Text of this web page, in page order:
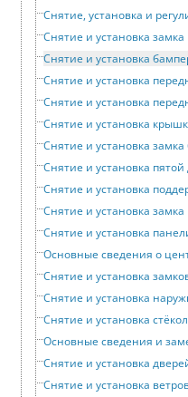
Снятие, установка и
Снятие и установка
Снятие и установка
Снятие и установка
Снятие и установка
Снятие и установка
Снятие и установка
Снятие и установка
Снятие и установка
Снятие и установка
Основные сведения о
Снятие и установка
Снятие и установка
Снятие и установка